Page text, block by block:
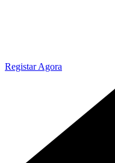
Registar Agora